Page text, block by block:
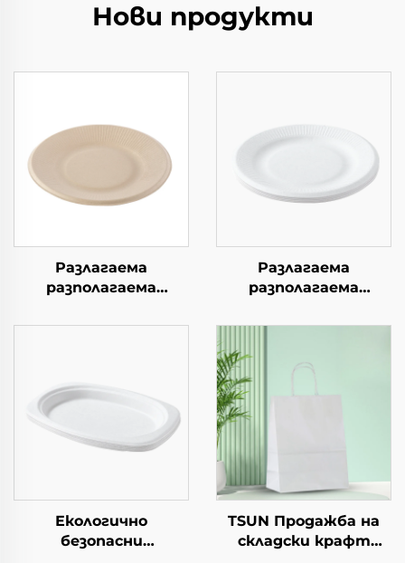
Нови продукти
Разлагаема
разполагаема
салата, чашки за
шоколад, бургери - за
кейтеринг и
Разлагаема
разполагаема
салата, чашки за
закуски, суши, пица,
хляб, сладоледи,
шоколад, бургери - за
Екологично
безопасни
TSUN Продажба на
складски крафт